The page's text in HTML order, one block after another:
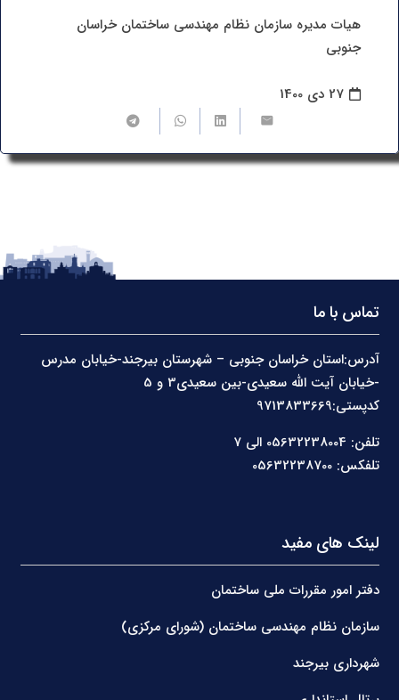
هیات مدیره سازمان نظام مهندسی ساختمان خراسان
جنوبی
27 دی 1400
تماس با ما
آدرس:استان خراسان جنوبی – شهرستان بیرجند-خیابان مدرس
کدپستی:9713833669
تلفن: 05632238004 الی 7
تلفکس: 05632238700
لینک های مفید
دفتر امور مقررات ملی ساختمان
سازمان نظام مهندسی ساختمان (شورای مرکزی)
شهرداری بیرجند